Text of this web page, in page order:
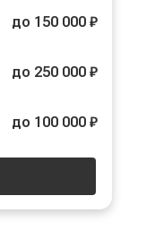
до 150 000 ₽
до 250 000 ₽
до 100 000 ₽